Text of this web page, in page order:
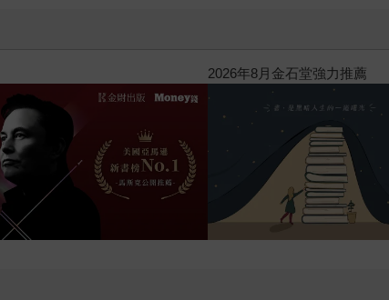
閱讀漫遊錄-2026上半年暢銷榜